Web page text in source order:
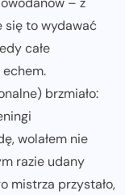
się to wydawać
całe
echem.
brzmiało:
wolałem nie
razie udany
mistrza przystało,